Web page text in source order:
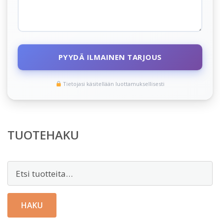
PYYDÄ ILMAINEN TARJOUS
Tietojasi käsitellään luottamuksellisesti
TUOTEHAKU
HAKU